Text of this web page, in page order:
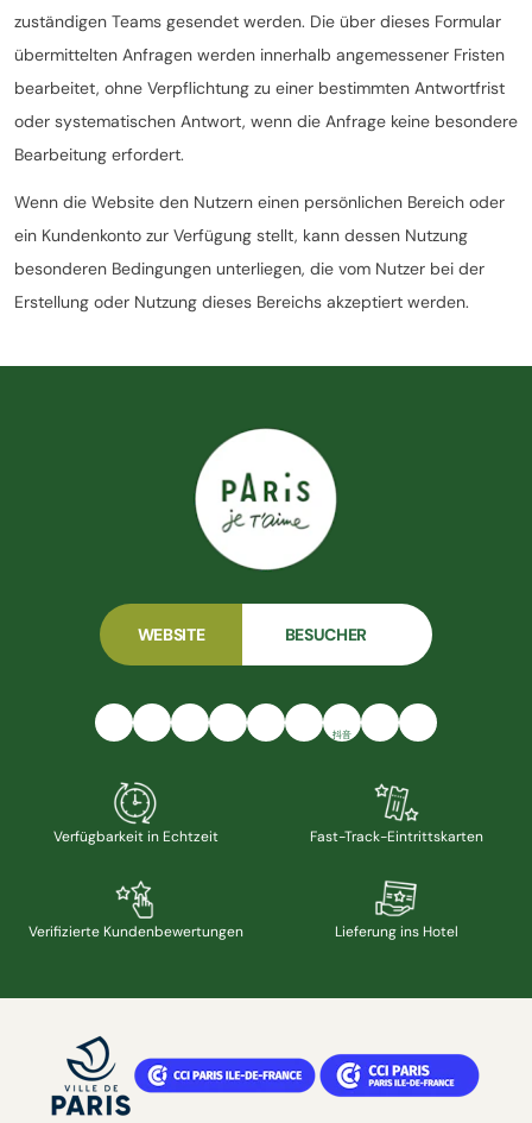
zuständigen Teams gesendet werden. Die über dieses Formular
übermittelten Anfragen werden innerhalb angemessener Fristen
bearbeitet, ohne Verpflichtung zu einer bestimmten Antwortfrist
oder systematischen Antwort, wenn die Anfrage keine besondere
Bearbeitung erfordert.
Wenn die Website den Nutzern einen persönlichen Bereich oder
ein Kundenkonto zur Verfügung stellt, kann dessen Nutzung
besonderen Bedingungen unterliegen, die vom Nutzer bei der
Erstellung oder Nutzung dieses Bereichs akzeptiert werden.
WEBSITE BESUCHER
抖音
Verfügbarkeit in Echtzeit Fast-Track-Eintrittskarten
Verifizierte Kundenbewertungen Lieferung ins Hotel